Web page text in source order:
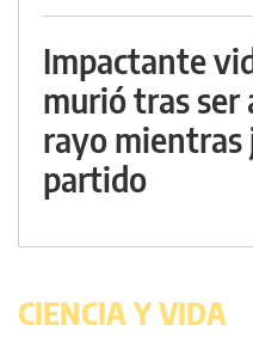
Impactante
murió tras ser
rayo mientras
partido
CIENCIA Y VIDA